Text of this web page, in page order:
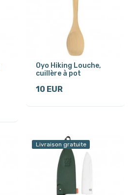
Oyo Hiking Louche,
cuillère à pot
10 EUR
Livraison gratuite